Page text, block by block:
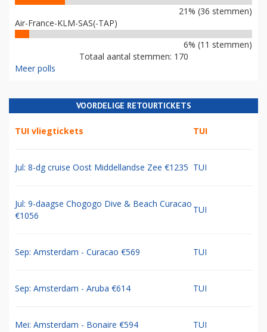
21% (36 stemmen)
Air-France-KLM-SAS(-TAP)
6% (11 stemmen)
Totaal aantal stemmen: 170
Meer polls
VOORDELIGE RETOURTICKETS
TUI vliegtickets TUI
Jul: 8-dg cruise Oost Middellandse Zee €1235 TUI
Jul: 9-daagse Chogogo Dive & Beach Curacao
€1056
TUI
Sep: Amsterdam - Curacao €569 TUI
Sep: Amsterdam - Aruba €614 TUI
Mei: Amsterdam - Bonaire €594 TUI